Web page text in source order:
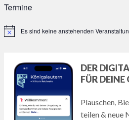
Termine
HinweisEs sind keine anstehenden
DER
FÜR DEINE
Plauschen,
teilen & neue